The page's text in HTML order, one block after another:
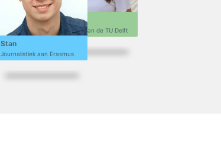
Sofi
Ontwerpen aan de TU Delft
Stan
Journalistiek aan Erasmus